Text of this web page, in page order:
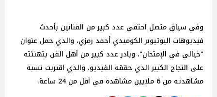
وفي سياق متصل احتفى عدد كبير من الفنانين بأحدث
فيديوهات اليوتيوبر الكوميدي أحمد رمزي، والذي حمل عنوان
"خيالي في الإمتحان"، وبادر عدد كبير من أهل الفن بتهنئته
على النجاح الكبير الذي حققه الفيديو، والذي اقتربت نسبة
مشاهدته من 6 ملايين مشاهدة في أقل من 24 ساعة.